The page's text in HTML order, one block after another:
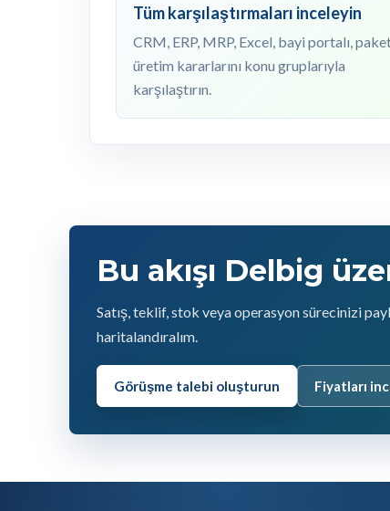
Tüm karşılaştırmaları inceleyin
CRM, ERP, MRP, Excel, bayi portalı,
üretim kararlarını konu gruplarıyla
karşılaştırın.
Bu akışı Delbig
Satış, teklif, stok veya operasyon sürecinizi
haritalandıralım.
Görüşme talebi oluşturun Fiyatları